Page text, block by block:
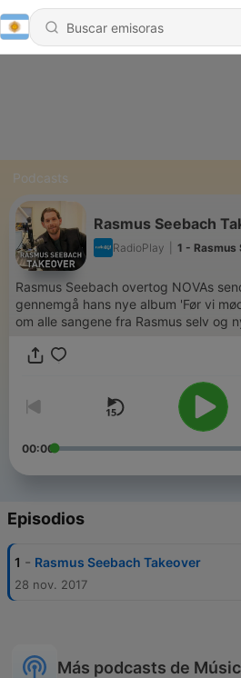
Podcasts
Rasmus Seebach
RadioPlay 1 - Rasmus
Rasmus Seebach overtog NOVAs
gennemgå hans nye album 'Før vi
om alle sangene fra Rasmus selv og
00:00
Episodios
1 - Rasmus Seebach Takeover
28 nov. 2017
Más podcasts de